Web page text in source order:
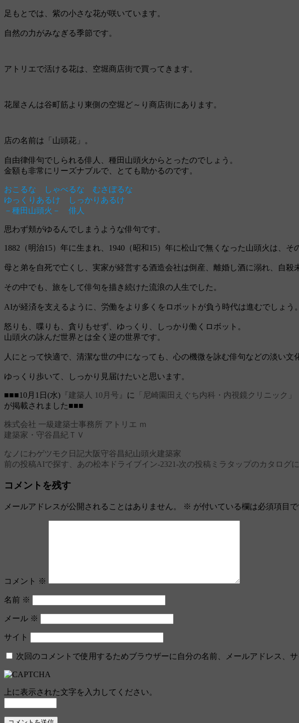
足もとでは、紫の小さな花が咲いています。
自然の力がみなぎる季節です。
アトリエで活ける花は、空堀商店街で買ってきます。
花屋さんは谷町筋より東側の空堀ど～り商店街にあります。
店の名前は「山頭花」。
自由律俳句でしられる俳人、種田山頭火からとったのでしょう。
金額も非常にリーズナブルで、とても助かるのです。
おこるな しゃべるな むさぼるな
ゆっくりあるけ しっかりあるけ
－種田山頭火－ 俳人
思わず頬がゆるんでしまうような俳句です。
1882（明治15）年に生まれ、1940（昭和15）年に松山で無くなった山頭火は、
母と弟を自死で亡くし、実家が経営する酒造会社は倒産、離婚し酒に溺れ、自
その中でも、旅をして俳句を描き続けた流浪の人生でした。
AIが経済を支えるように、労働をより多くをロボットが負う時代は進むでしょう。
怒りも、喋りも、貪りもせず、ゆっくり、しっかり働くロボット。
山頭火の詠んだ世界とは全く逆の世界です。
人にとって快適で、清潔な世の中になっても、心の機微を詠む俳句などの淡い文
ゆっくり歩いて、しっかり見届けたいと思います。
■■■10月1日(水) 『建築人 10月号』 に
「尼崎園田えぐち内科・内視鏡クリニック」
が掲載されました■■■
株式会社 一級建築士事務所 アトリエ ｍ
建築家・守谷昌紀ＴＶ
なノにわゲツモク日記大阪守谷昌紀山頭火 建築家
投
稿
ョ
ン
前の投稿AIで探す、あの松本ドライブイン‐2321‐次の投稿 ミラタップのカタログ
コメントを残す
メールアドレスが公開されることはありません。 ※ が付いている欄は必須項目で
コメント ※
名前 ※
メール ※
サイト
次回のコメントで使用するためブラウザーに自分の名前、メールアドレス、サ
上に表示された文字を入力してください。